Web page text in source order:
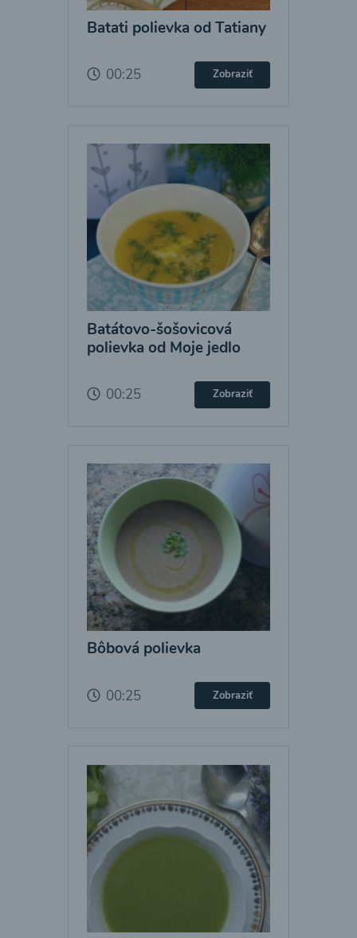
Batati polievka od Tatiany
00:25 Zobraziť
Batátovo-šošovicová
polievka od Moje jedlo
00:25 Zobraziť
Bôbová polievka
00:25 Zobraziť